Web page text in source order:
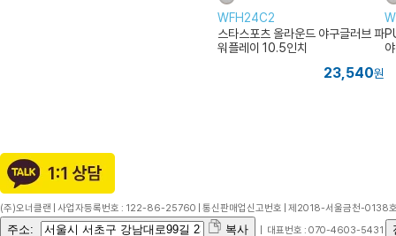
WFH24C2
스타스포츠 올라운드 야구글러브 파
워플레이 10.5인치
23,540원